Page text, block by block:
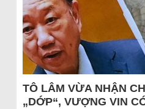
TÔ LÂM VỪA NHẬN
„DỚP“, VƯỢNG VIN